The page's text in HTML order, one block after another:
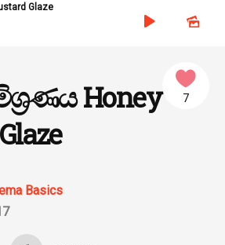
Glaze
Honey
Basics
7